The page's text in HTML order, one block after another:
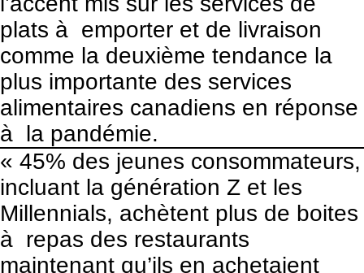
plats à emporter et de livraison
comme la deuxième tendance la
plus importante des services
alimentaires canadiens en réponse
à la pandémie.
« 45% des jeunes consommateurs,
incluant la génération Z et les
Millennials, achètent plus de boites
à repas des restaurants
maintenant qu’ils en achetaient